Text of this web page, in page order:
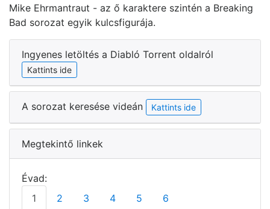
Mike Ehrmantraut - az ő karaktere szintén a Breaking
Bad sorozat egyik kulcsfigurája.
Ingyenes letöltés a Diabló Torrent oldalról
Kattints ide
A sorozat keresése videán Kattints ide
Megtekintő linkek
Évad:
1
2 3 4 5
6